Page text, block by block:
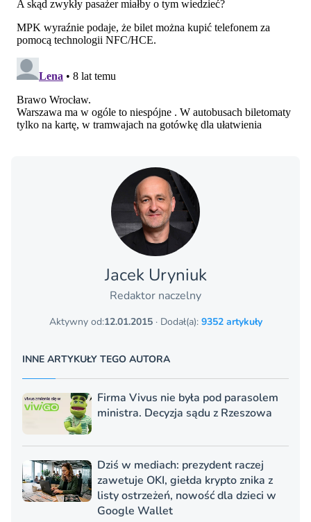
Jacek Uryniuk
Redaktor naczelny
Aktywny od:12.01.2015· Dodał(a): 9352 artykuły
INNE ARTYKUŁY TEGO AUTORA
Firma Vivus nie była pod parasolem
ministra. Decyzja sądu z Rzeszowa
Dziś w mediach: prezydent raczej
zawetuje OKI, giełda krypto znika z
listy ostrzeżeń, nowość dla dzieci w
Google Wallet